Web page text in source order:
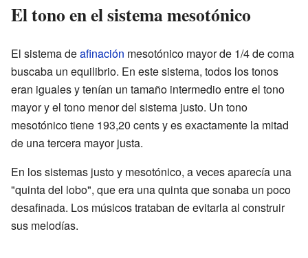
El tono en el sistema mesotónico
El sistema deafinación mesotónico mayor de 1/4 de coma
buscaba un equilibrio. En este sistema, todos los tonos
eran iguales y tenían un tamaño intermedio entre el tono
mayor y el tono menor del sistema justo. Un tono
mesotónico tiene 193,20 cents y es exactamente la mitad
de una tercera mayor justa.
En los sistemas justo y mesotónico, a veces aparecía una
"quinta del lobo", que era una quinta que sonaba un poco
desafinada. Los músicos trataban de evitarla al construir
sus melodías.